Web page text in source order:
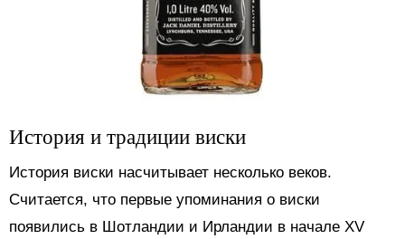
История и традиции виски
История виски насчитывает несколько веков.
Считается, что первые упоминания о виски
появились в Шотландии и Ирландии в начале XV